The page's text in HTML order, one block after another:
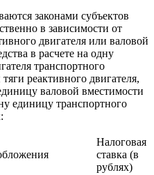
законами субъектов
в зависимости от
двигателя или валовой
в расчете на одну
транспортного
реактивного двигателя,
валовой вместимости
единицу транспортного
Налоговая
ставка (в
рублях)